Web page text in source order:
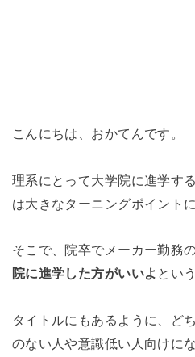
こんにちは、おかてんです。
理系にとって大学院に進学す
は大きなターニングポイント
そこで、院卒でメーカー勤務の
院に進学した方がいいよ とい
タイトルにもあるように、ど
のない人や意識低い人向けに